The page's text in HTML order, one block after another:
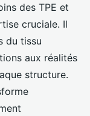
des TPE et
cruciale. Il
du tissu
aux réalités
structure.